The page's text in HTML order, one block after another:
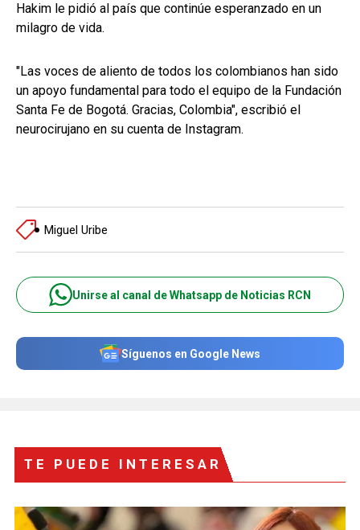
Hakim le pidió al país que continúe esperanzado en un
milagro de vida.
"Las voces de aliento de todos los colombianos han sido
un apoyo fundamental para todo el equipo de la Fundación
Santa Fe de Bogotá. Gracias, Colombia", escribió el
neurocirujano en su cuenta de Instagram.
Miguel Uribe
Unirse al canal de Whatsapp de Noticias RCN
Síguenos en Google News
TE PUEDE INTERESAR